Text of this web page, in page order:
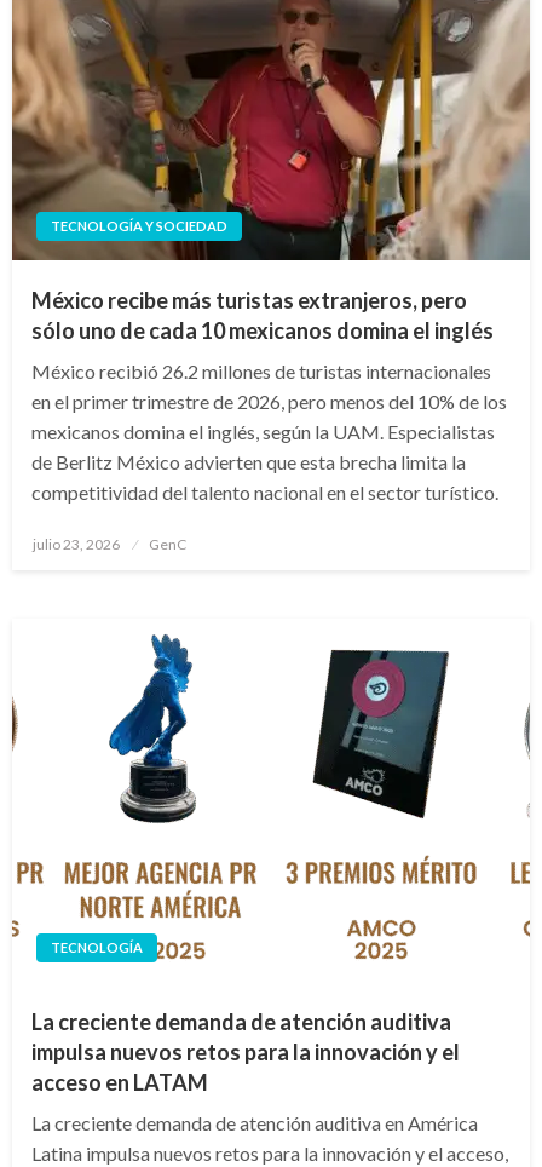
TECNOLOGÍA Y SOCIEDAD
México recibe más turistas extranjeros, pero
sólo uno de cada 10 mexicanos domina el inglés
México recibió 26.2 millones de turistas internacionales
en el primer trimestre de 2026, pero menos del 10% de los
mexicanos domina el inglés, según la UAM. Especialistas
de Berlitz México advierten que esta brecha limita la
competitividad del talento nacional en el sector turístico.
Publicado
julio 23, 2026 GenC
TECNOLOGÍA
La creciente demanda de atención auditiva
impulsa nuevos retos para la innovación y el
acceso en LATAM
La creciente demanda de atención auditiva en América
Latina impulsa nuevos retos para la innovación y el acceso,